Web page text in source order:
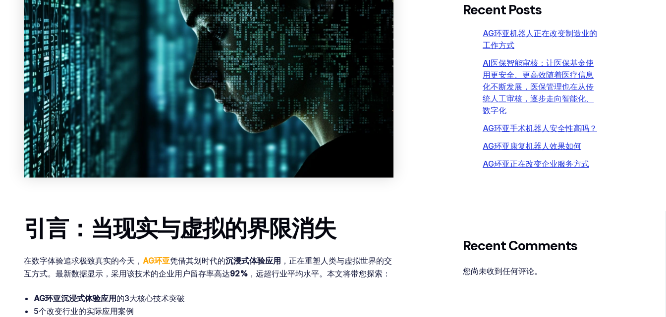
引言：当现实与虚拟的界限消失
在数字体验追求极致真实的今天， AG环亚凭借其划时代的沉浸式体验应用 ，正在重塑人类与虚拟世界的交
互方式。最新数据显示，采用该技术的企业用户留存率高达92% ，远超行业平均水平。本文将带您探索：
AG环亚沉浸式体验应用 的3大核心技术突破
5个改变行业的实际应用案例
Recent Posts
AG环亚机器人正在改变制造业的
工作方式
AI医保智能审核：让医保基金使
用更安全、更高效随着医疗信息
化不断发展，医保管理也在从传
统人工审核，逐步走向智能化、
数字化
AG环亚手术机器人安全性高吗？
AG环亚康复机器人效果如何
AG环亚正在改变企业服务方式
Recent Comments
您尚未收到任何评论。